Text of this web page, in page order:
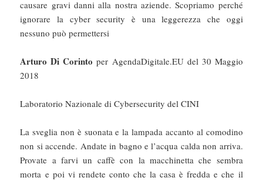
causare gravi danni alla nostra aziende. Scopriamo perché
ignorare la cyber security è una leggerezza che oggi
nessuno può permettersi
Arturo Di Corinto per AgendaDigitale.EU del 30 Maggio
2018
Laboratorio Nazionale di Cybersecurity del CINI
La sveglia non è suonata e la lampada accanto al comodino
non si accende. Andate in bagno e l’acqua calda non arriva.
Provate a farvi un caffè con la macchinetta che sembra
morta e poi vi rendete conto che la casa è fredda e che il